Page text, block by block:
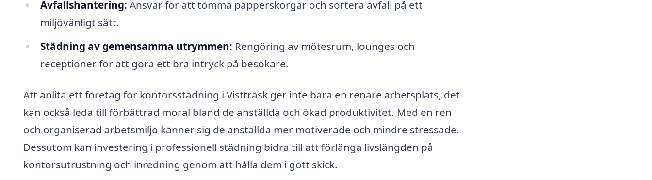
Avfallshantering: Ansvar för att tömma papperskorgar och sortera avfall på ett
miljövänligt sätt.
Städning av gemensamma utrymmen: Rengöring av mötesrum, lounges och
receptioner för att göra ett bra intryck på besökare.
Att anlita ett företag för kontorsstädning i Vistträsk ger inte bara en renare arbetsplats, det
kan också leda till förbättrad moral bland de anställda och ökad produktivitet. Med en ren
och organiserad arbetsmiljö känner sig de anställda mer motiverade och mindre stressade.
Dessutom kan investering i professionell städning bidra till att förlänga livslängden på
kontorsutrustning och inredning genom att hålla dem i gott skick.